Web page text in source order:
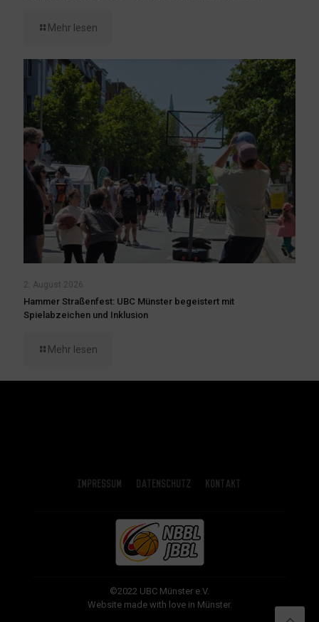
Mehr lesen
2. August 2026
Hammer Straßenfest: UBC Münster begeistert mit
Spielabzeichen und Inklusion
Mehr lesen
Impressum Datenschutz Kontakt
©2022 UBC Münster e.V.
Website made with love in Münster.